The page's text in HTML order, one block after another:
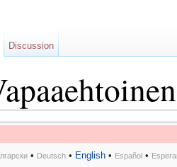
• Deutsch • English • Español •
Discussion